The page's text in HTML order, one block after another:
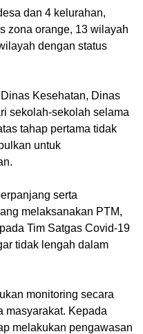
dan 4 kelurahan,
zona orange, 13 wilayah
dengan status
Kesehatan, Dinas
sekolah-sekolah selama
tahap pertama tidak
untuk
serta
melaksanakan PTM,
Tim Satgas Covid-19
tidak lengah dalam
monitoring secara
masyarakat. Kepada
melakukan pengawasan